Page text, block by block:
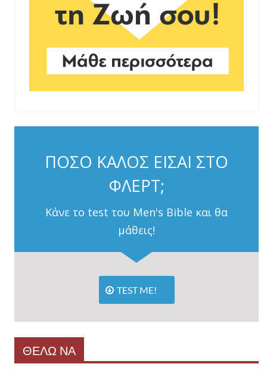
ΠΟΣΟ ΚΑΛΟΣ ΕΙΣΑΙ ΣΤΟ
ΦΛΕΡΤ;
Κάνε το test του Men's Bible και θα
μάθεις!
TEST ME!
ΘΕΛΩ ΝΑ